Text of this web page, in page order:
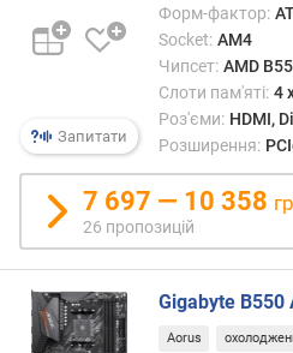
т
Г
а
к
с
и
Запитати
Форм-фактор:
Socket: AM4
Чипсет: AMD
Слоти пам'яті: 4
Роз'єми: HDMI,
Розширення:
7 697 — 10 358
26 пропозицій
Gigabyte B550
Aorus